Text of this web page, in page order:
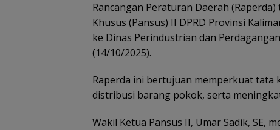
Rancangan Peraturan Daerah
Khusus (Pansus) II DPRD Provinsi
ke Dinas Perindustrian dan
(14/10/2025).
‎Raperda ini bertujuan memperkuat tata
distribusi barang pokok, serta
Wakil Ketua Pansus II, Umar Sadik, SE,